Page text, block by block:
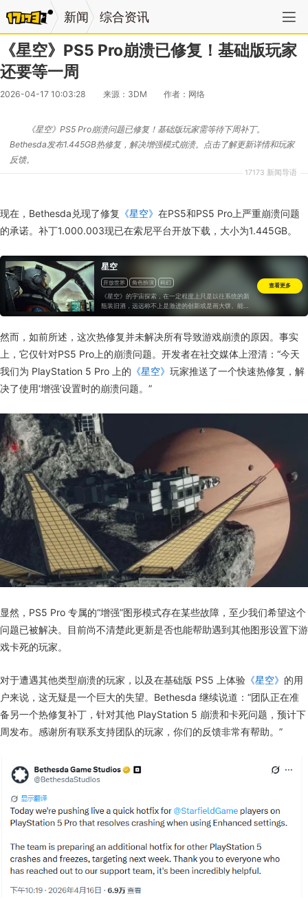
新闻 综合资讯
《星空》PS5 Pro崩溃已修复！基础版玩家
还要等一周
2026-04-17 10:03:28 来源：3DM 作者：网络
17173 新闻导语
《星空》PS5 Pro崩溃问题已修复！基础版玩家需等待下周补丁。
Bethesda发布1.445GB热修复，解决增强模式崩溃。点击了解更新详情和玩家
反馈。
现在，Bethesda兑现了修复 《星空》 在PS5和PS5 Pro上严重崩溃问题
的承诺。补丁1.000.003现已在索尼平台开放下载，大小为1.445GB。
星空
开放世界 角色扮演 科幻
《星空》的宇宙探索，在一定程度上只是以往系统的新
瓶装旧酒，远远称不上是激进的创新或是画大饼。能够
做到目前的程度，我们认为是水到渠成。
查看更多
然而，如前所述，这次热修复并未解决所有导致游戏崩溃的原因。事实
上，它仅针对PS5 Pro上的崩溃问题。开发者在社交媒体上澄清：“今天
我们为 PlayStation 5 Pro 上的 《星空》 玩家推送了一个快速热修复，解
决了使用‘增强’设置时的崩溃问题。”
显然，PS5 Pro 专属的“增强”图形模式存在某些故障，至少我们希望这个
问题已被解决。目前尚不清楚此更新是否也能帮助遇到其他图形设置下游
戏卡死的玩家。
对于遭遇其他类型崩溃的玩家，以及在基础版 PS5 上体验 《星空》 的用
户来说，这无疑是一个巨大的失望。Bethesda 继续说道：“团队正在准
备另一个热修复补丁，针对其他 PlayStation 5 崩溃和卡死问题，预计下
周发布。感谢所有联系支持团队的玩家，你们的反馈非常有帮助。”